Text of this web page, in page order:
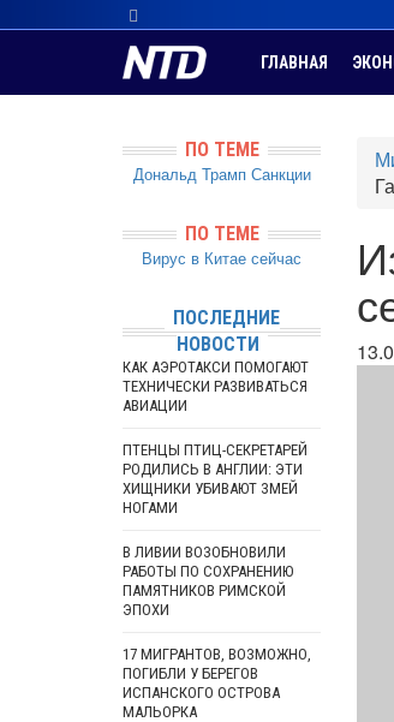
ГЛАВНАЯ
ПО ТЕМЕ
Дональд Трамп Санкции
ПО ТЕМЕ
Вирус в Китае сейчас
ПОСЛЕДНИЕ
НОВОСТИ
КАК АЭРОТАКСИ ПОМОГАЮТ
ТЕХНИЧЕСКИ РАЗВИВАТЬСЯ
АВИАЦИИ
ПТЕНЦЫ ПТИЦ-СЕКРЕТАРЕЙ
РОДИЛИСЬ В АНГЛИИ: ЭТИ
ХИЩНИКИ УБИВАЮТ ЗМЕЙ
НОГАМИ
В ЛИВИИ ВОЗОБНОВИЛИ
РАБОТЫ ПО СОХРАНЕНИЮ
ПАМЯТНИКОВ РИМСКОЙ
ЭПОХИ
17 МИГРАНТОВ, ВОЗМОЖНО,
ПОГИБЛИ У БЕРЕГОВ
ИСПАНСКОГО ОСТРОВА
МАЛЬОРКА